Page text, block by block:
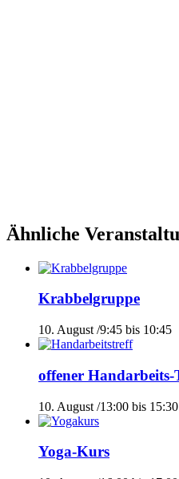
Ähnliche
Krabbelgruppe
10. August /9:45 bis 10:45
offener Handarbeits-
10. August /13:00 bis 15:30
Yoga-Kurs